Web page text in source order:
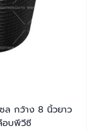
ล กว้าง 8 นิ้วยาว
อบพีวีซี